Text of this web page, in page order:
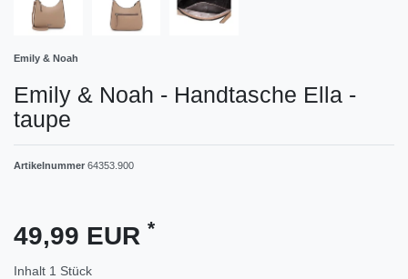
Emily & Noah
Emily & Noah - Handtasche Ella -
taupe
Artikelnummer 64353.900
49,99 EUR *
Inhalt 1 Stück